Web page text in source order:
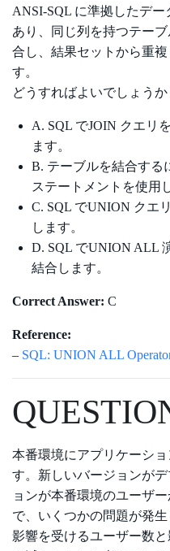
ANSI-SQL に準拠したデ
あり、同じ列を持つテー
合し、結果セットから重
す。
どうすればよいでしょうか
A. SQL でJOIN クエリ
ます。
B. テーブルを結合する
ステートメントを使用
C. SQL でUNION クエ
します。
D. SQL でUNION ALL
結合します。
Correct Answer: C
Reference:
– SQL: UNION ALL
本番環境にアプリケーシ
す。新しいバージョンが
ョンが本番環境のユーザ
で、いくつかの問題が発生
影響を受けるユーザー数